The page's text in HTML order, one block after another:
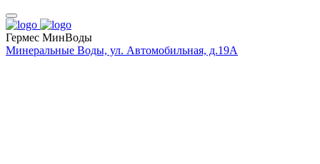
Гермес МинВоды
Минеральные Воды, ул. Автомобильная, д.19А